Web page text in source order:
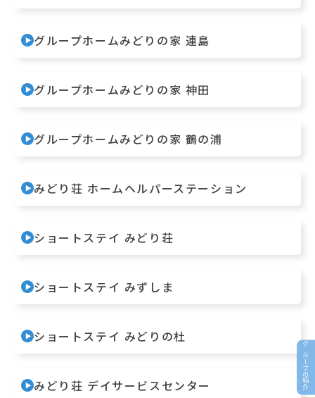
グループの紹介
グループホームみどりの家 連島
グループホームみどりの家 神田
グループホームみどりの家 鶴の浦
みどり荘 ホームヘルパーステーション
ショートステイ みどり荘
ショートステイ みずしま
ショートステイ みどりの杜
みどり荘 デイサービスセンター